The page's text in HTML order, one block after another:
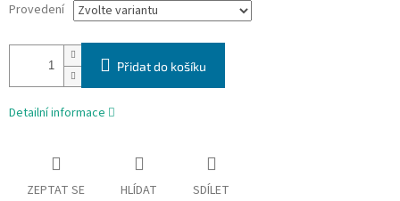
Provedení
Přidat do košíku
Detailní informace
ZEPTAT SE HLÍDAT SDÍLET